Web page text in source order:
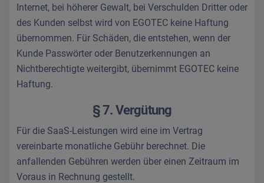
Internet, bei höherer Gewalt, bei Verschulden Dritter oder
des Kunden selbst wird von EGOTEC keine Haftung
übernommen. Für Schäden, die entstehen, wenn der
Kunde Passwörter oder Benutzerkennungen an
Nichtberechtigte weitergibt, übernimmt EGOTEC keine
Haftung.
§ 7. Vergütung
Für die SaaS-Leistungen wird eine im Vertrag
vereinbarte monatliche Gebühr berechnet. Die
anfallenden Gebühren werden über einen Zeitraum im
Voraus in Rechnung gestellt.